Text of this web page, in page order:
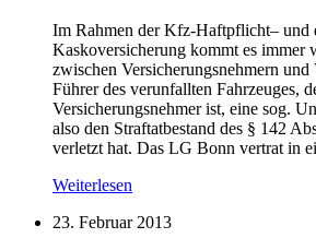
Im Rahmen der Kfz-Haftpflicht– und
Kaskoversicherung kommt es immer
zwischen Versicherungsnehmern
Führer des verunfallten Fahrzeuges,
Versicherungsnehmer ist, eine sog.
also den Straftatbestand des § 142
verletzt hat. Das LG Bonn vertrat in
Weiterlesen
23. Februar 2013